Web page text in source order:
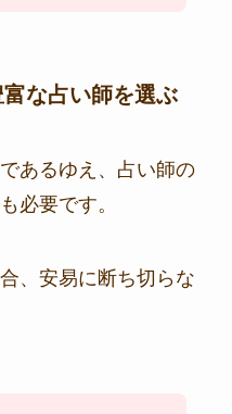
な占い師を選ぶ
あるゆえ、占い師の
必要です。
、安易に断ち切らな